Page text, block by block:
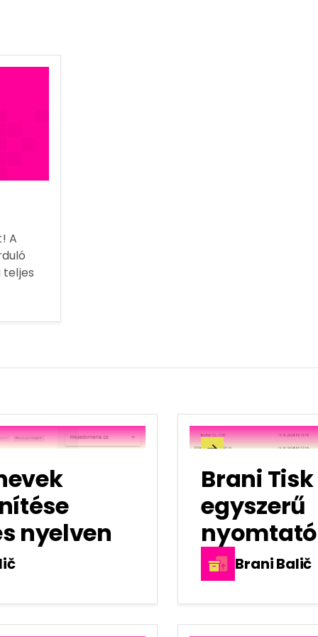
A
nyelven

Brani
egyszerű
Brani Balič